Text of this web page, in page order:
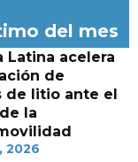
del mes
Latina acelera
de
de litio ante el
la
2026